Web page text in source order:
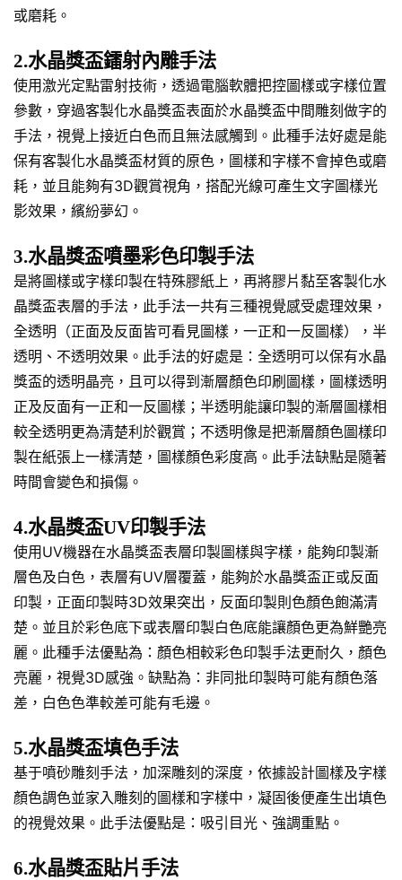
或磨耗。
2.水晶獎盃鐳射內雕手法
使用激光定點雷射技術，透過電腦軟體把控圖樣或字樣位置
參數，穿過客製化水晶獎盃表面於水晶獎盃中間雕刻做字的
手法，視覺上接近白色而且無法感觸到。此種手法好處是能
保有客製化水晶獎盃材質的原色，圖樣和字樣不會掉色或磨
耗，並且能夠有3D觀賞視角，搭配光線可產生文字圖樣光
影效果，繽紛夢幻。
3.水晶獎盃噴墨彩色印製手法
是將圖樣或字樣印製在特殊膠紙上，再將膠片黏至客製化水
晶獎盃表層的手法，此手法一共有三種視覺感受處理效果，
全透明（正面及反面皆可看見圖樣，一正和一反圖樣），半
透明、不透明效果。此手法的好處是：全透明可以保有水晶
獎盃的透明晶亮，且可以得到漸層顏色印刷圖樣，圖樣透明
正及反面有一正和一反圖樣；半透明能讓印製的漸層圖樣相
較全透明更為清楚利於觀賞；不透明像是把漸層顏色圖樣印
製在紙張上一樣清楚，圖樣顏色彩度高。此手法缺點是隨著
時間會變色和損傷。
4.水晶獎盃UV印製手法
使用UV機器在水晶獎盃表層印製圖樣與字樣，能夠印製漸
層色及白色，表層有UV層覆蓋，能夠於水晶獎盃正或反面
印製，正面印製時3D效果突出，反面印製則色顏色飽滿清
楚。並且於彩色底下或表層印製白色底能讓顏色更為鮮艷亮
麗。此種手法優點為：顏色相較彩色印製手法更耐久，顏色
亮麗，視覺3D感強。缺點為：非同批印製時可能有顏色落
差，白色色準較差可能有毛邊。
5.水晶獎盃填色手法
基于噴砂雕刻手法，加深雕刻的深度，依據設計圖樣及字樣
顏色調色並家入雕刻的圖樣和字樣中，凝固後便產生出填色
的視覺效果。此手法優點是：吸引目光、強調重點。
6.水晶獎盃貼片手法